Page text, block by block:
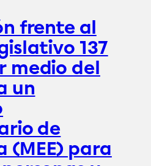
frente al
137
medio del
un
de
(MEE) para